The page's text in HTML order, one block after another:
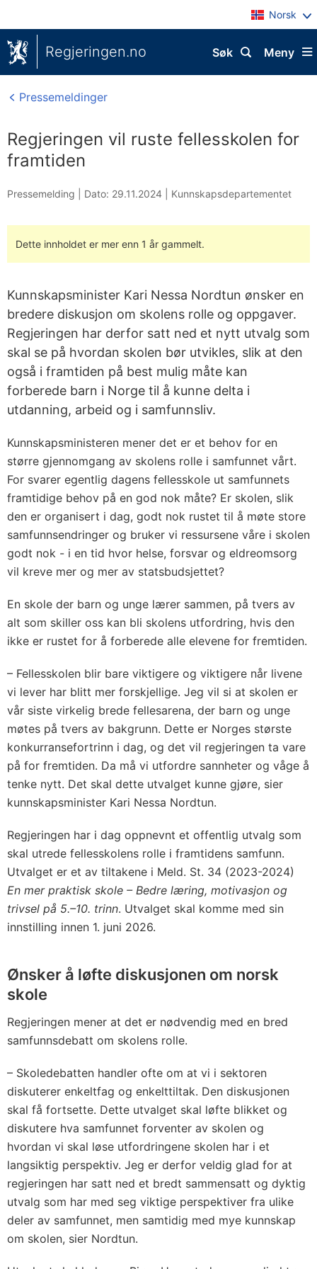
Norsk
Regjeringen.no Meny
Søk
Pressemeldinger
Regjeringen vil ruste fellesskolen for
framtiden
Pressemelding | Dato: 29.11.2024 Kunnskapsdepartementet
Dette innholdet er mer enn 1 år gammelt.
Kunnskapsminister Kari Nessa Nordtun ønsker en
bredere diskusjon om skolens rolle og oppgaver.
Regjeringen har derfor satt ned et nytt utvalg som
skal se på hvordan skolen bør utvikles, slik at den
også i framtiden på best mulig måte kan
forberede barn i Norge til å kunne delta i
utdanning, arbeid og i samfunnsliv.
Kunnskapsministeren mener det er et behov for en
større gjennomgang av skolens rolle i samfunnet vårt.
For svarer egentlig dagens fellesskole ut samfunnets
framtidige behov på en god nok måte? Er skolen, slik
den er organisert i dag, godt nok rustet til å møte store
samfunnsendringer og bruker vi ressursene våre i skolen
godt nok - i en tid hvor helse, forsvar og eldreomsorg
vil kreve mer og mer av statsbudsjettet?
En skole der barn og unge lærer sammen, på tvers av
alt som skiller oss kan bli skolens utfordring, hvis den
ikke er rustet for å forberede alle elevene for fremtiden.
– Fellesskolen blir bare viktigere og viktigere når livene
vi lever har blitt mer forskjellige. Jeg vil si at skolen er
vår siste virkelig brede fellesarena, der barn og unge
møtes på tvers av bakgrunn. Dette er Norges største
konkurransefortrinn i dag, og det vil regjeringen ta vare
på for fremtiden. Da må vi utfordre sannheter og våge å
tenke nytt. Det skal dette utvalget kunne gjøre, sier
kunnskapsminister Kari Nessa Nordtun.
Regjeringen har i dag oppnevnt et offentlig utvalg som
skal utrede fellesskolens rolle i framtidens samfunn.
Utvalget er et av tiltakene i Meld. St. 34 (2023-2024)
En mer praktisk skole – Bedre læring, motivasjon og
trivsel på 5.–10. trinn. Utvalget skal komme med sin
innstilling innen 1. juni 2026.
Ønsker å løfte diskusjonen om norsk
skole
Regjeringen mener at det er nødvendig med en bred
samfunnsdebatt om skolens rolle.
– Skoledebatten handler ofte om at vi i sektoren
diskuterer enkeltfag og enkelttiltak. Den diskusjonen
skal få fortsette. Dette utvalget skal løfte blikket og
diskutere hva samfunnet forventer av skolen og
hvordan vi skal løse utfordringene skolen har i et
langsiktig perspektiv. Jeg er derfor veldig glad for at
regjeringen har satt ned et bredt sammensatt og dyktig
utvalg som har med seg viktige perspektiver fra ulike
deler av samfunnet, men samtidig med mye kunnskap
om skolen, sier Nordtun.